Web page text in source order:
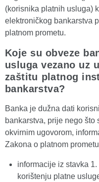
(korisnika platnih usluga)
elektroničkog bankarstva
platnom prometu.
Koje su obveze
usluga vezano uz
zaštitu platnog
bankarstva?
Banka je dužna dati
bankarstva, prije nego
okvirnim ugovorom,
Zakona o platnom
informacije iz stavka
korištenju platne